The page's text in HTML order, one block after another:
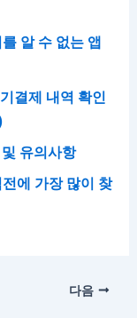
알 수 없는 앱
결제 내역 확인
유의사항
에 가장 많이 찾
다음